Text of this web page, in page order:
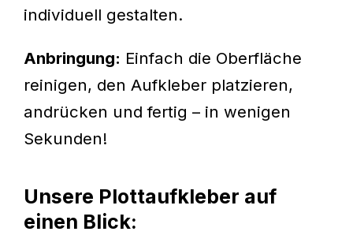
individuell gestalten.
Anbringung: Einfach die Oberfläche
reinigen, den Aufkleber platzieren,
andrücken und fertig – in wenigen
Sekunden!
Unsere Plottaufkleber auf
einen Blick: